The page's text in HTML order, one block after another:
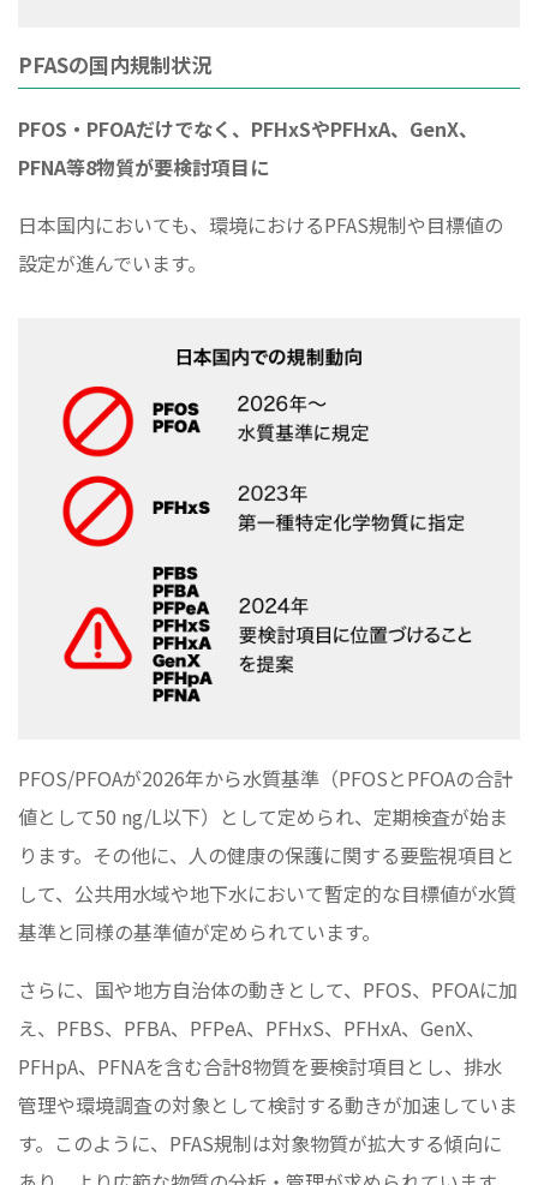
PFASの国内規制状況
PFOS・PFOAだけでなく、PFHxSやPFHxA、GenX、
PFNA等8物質が要検討項目に
日本国内においても、環境におけるPFAS規制や目標値の
設定が進んでいます。
PFOS/PFOAが2026年から水質基準（PFOSとPFOAの合計
値として50 ng/L以下）として定められ、定期検査が始ま
ります。その他に、人の健康の保護に関する要監視項目と
して、公共用水域や地下水において暫定的な目標値が水質
基準と同様の基準値が定められています。
さらに、国や地方自治体の動きとして、PFOS、PFOAに加
え、PFBS、PFBA、PFPeA、PFHxS、PFHxA、GenX、
PFHpA、PFNAを含む合計8物質を要検討項目とし、排水
管理や環境調査の対象として検討する動きが加速していま
す。このように、PFAS規制は対象物質が拡大する傾向に